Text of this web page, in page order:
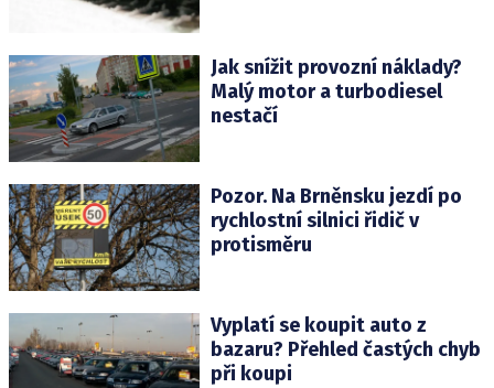
Jak snížit provozní náklady?
Malý motor a turbodiesel
nestačí
Pozor. Na Brněnsku jezdí po
rychlostní silnici řidič v
protisměru
Vyplatí se koupit auto z
bazaru? Přehled častých chyb
při koupi